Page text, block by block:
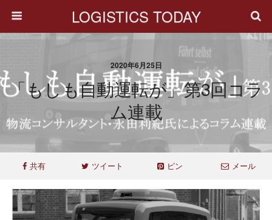
LOGISTICS TODAY
2020年6月25日
「もしも自動運転が」第3回コラ
ム連載
共有 ツイート ピン メール